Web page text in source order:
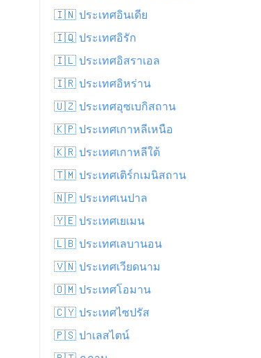
🇮🇳 ประเทศอินเดีย
🇮🇶 ประเทศอิรัก
🇮🇱 ประเทศอิสราเอล
🇮🇷 ประเทศอิหร่าน
🇺🇿 ประเทศอุซเบกิสถาน
🇰🇵 ประเทศเกาหลีเหนือ
🇰🇷 ประเทศเกาหลีใต้
🇹🇲 ประเทศเติร์กเมนิสถาน
🇳🇵 ประเทศเนปาล
🇾🇪 ประเทศเยเมน
🇱🇧 ประเทศเลบานอน
🇻🇳 ประเทศเวียดนาม
🇴🇲 ประเทศโอมาน
🇨🇾 ประเทศไซปรัส
🇵🇸 ปาเลสไตน์